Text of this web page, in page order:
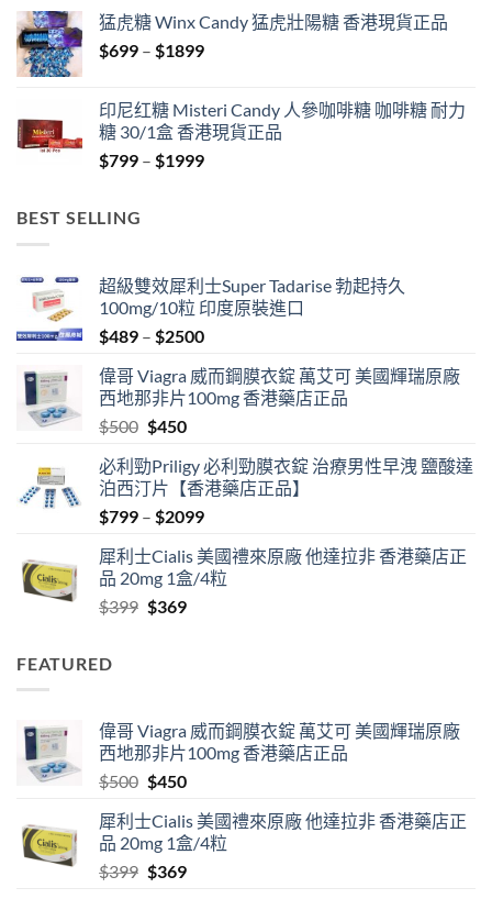
through
$1849
猛虎糖 Winx Candy 猛虎壯陽糖 香港現貨正品
$699 – $1899Price
through
$1899
印尼红糖 Misteri Candy 人參咖啡糖 咖啡糖 耐力
糖 30/1盒 香港現貨正品
$799 – $1999Price
BEST SELLING
超級雙效犀利士Super Tadarise 勃起持久
100mg/10粒 印度原裝進口
$489 – $2500Price
$489
through
偉哥 Viagra 威而鋼膜衣錠 萬艾可 美國輝瑞原廠
西地那非片100mg 香港藥店正品
$500 Original
was:
$500.
$450Current
is:
$450.
必利勁Priligy 必利勁膜衣錠 治療男性早洩 鹽酸達
泊西汀片【香港藥店正品】
$799 – $2099Price
$799
through
犀利士Cialis 美國禮來原廠 他達拉非 香港藥店正
品 20mg 1盒/4粒
$399 Original
$369Current
FEATURED
偉哥 Viagra 威而鋼膜衣錠 萬艾可 美國輝瑞原廠
西地那非片100mg 香港藥店正品
$500 Original
was:
$500.
$450Current
is:
$450.
犀利士Cialis 美國禮來原廠 他達拉非 香港藥店正
品 20mg 1盒/4粒
$399 Original
$369Current